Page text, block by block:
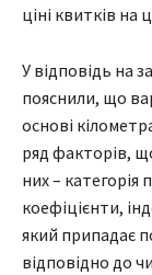
ціні квитків на
У відповідь на
пояснили, що
основі
ряд факторів,
них – категорія
коефіцієнти,
який припадає
відповідно до